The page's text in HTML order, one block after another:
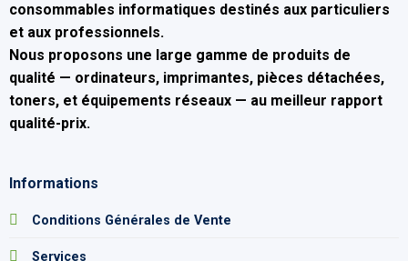
consommables informatiques destinés aux particuliers
et aux professionnels.
Nous proposons une large gamme de produits de
qualité — ordinateurs, imprimantes, pièces détachées,
toners, et équipements réseaux — au meilleur rapport
qualité-prix.
Informations
Conditions Générales de Vente
Services